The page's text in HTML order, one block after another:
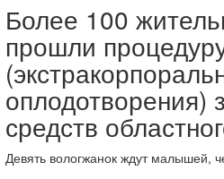
Более 100
прошли
оплодотворения)
средств
Девять вологжанок ждут малышей,